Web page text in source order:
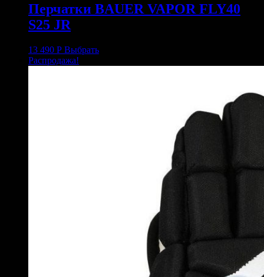
Перчатки BAUER VAPOR FLY40
S25 JR
13 490 Р Выбрать
Распродажа!